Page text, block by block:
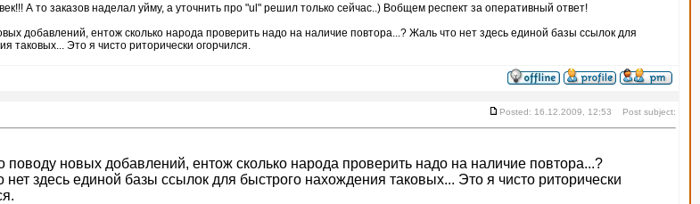
А то заказов наделал уйму, а уточнить про "ul" решил только сейчас..) Вобщем респект за оперативный ответ!
добавлений, ентож сколько народа проверить надо на наличие повтора...? Жаль что нет здесь единой базы ссылок для
таковых... Это я чисто риторически огорчился.
Posted: 16.12.2009, 12:53 Post subject:
поводу новых добавлений, ентож сколько народа проверить надо на наличие повтора...?
нет здесь единой базы ссылок для быстрого нахождения таковых... Это я чисто риторически